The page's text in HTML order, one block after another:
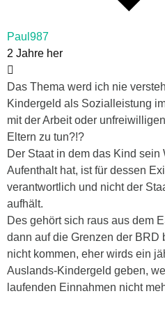
Paul987
2 Jahre her
Das Thema werd ich nie
Kindergeld als Sozialleistung
mit der Arbeit oder
Eltern zu tun?!?
Der Staat in dem das Kind
Aufenthalt hat, ist für dessen
verantwortlich und nicht der
aufhält.
Des gehört sich raus aus dem
dann auf die Grenzen der BRD
nicht kommen, eher wirds ein
Auslands-Kindergeld geben,
laufenden Einnahmen nicht